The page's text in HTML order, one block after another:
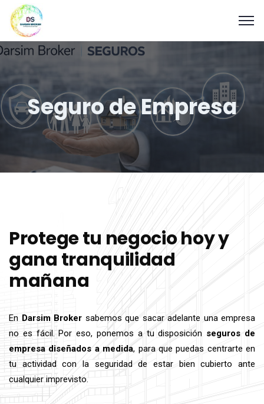
Seguro de Empresa
Protege tu negocio hoy y
gana tranquilidad
mañana
En Darsim Broker sabemos que sacar adelante una empresa
no es fácil. Por eso, ponemos a tu disposición seguros de
empresa diseñados a medida, para que puedas centrarte en
tu actividad con la seguridad de estar bien cubierto ante
cualquier imprevisto.